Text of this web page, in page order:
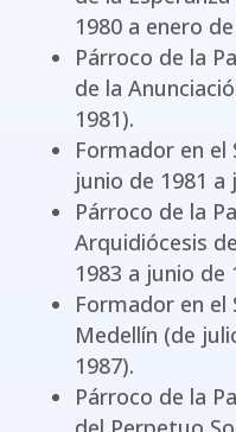
1980 a enero
Párroco de la
de la
1981).
Formador en el
junio de 1981 a
Párroco de la
Arquidiócesis
1983 a junio de
Formador en el
Medellín (de
1987).
Párroco de la